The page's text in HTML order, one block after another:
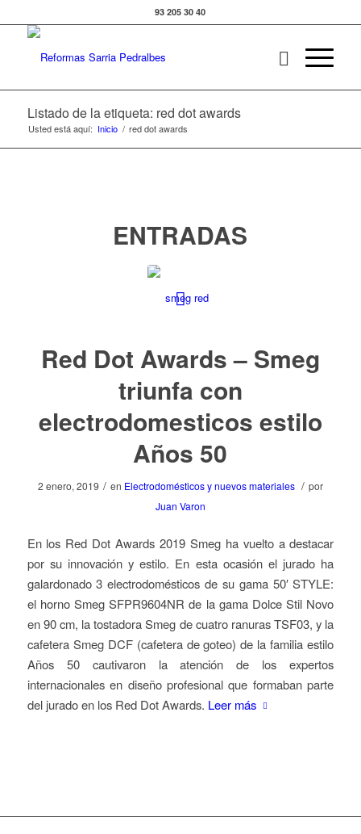
93 205 30 40
Listado de la etiqueta: red dot awards
Usted está aquí: Inicio / red dot awards
ENTRADAS
Red Dot Awards – Smeg
triunfa con
electrodomesticos estilo
Años 50
2 enero, 2019 / en Electrodomésticos y nuevos materiales / por
Juan Varon
En los Red Dot Awards 2019 Smeg ha vuelto a destacar
por su innovación y estilo. En esta ocasión el jurado ha
galardonado 3 electrodomésticos de su gama 50′ STYLE:
el horno Smeg SFPR9604NR de la gama Dolce Stil Novo
en 90 cm, la tostadora Smeg de cuatro ranuras TSF03, y la
cafetera Smeg DCF (cafetera de goteo) de la familia estilo
Años 50 cautivaron la atención de los expertos
internacionales en diseño profesional que formaban parte
del jurado en los Red Dot Awards. Leer más